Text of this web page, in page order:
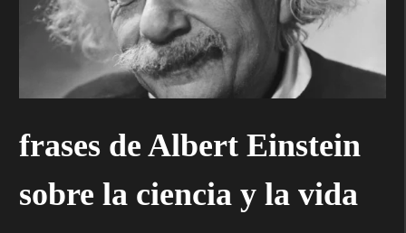
frases de Albert Einstein
sobre la ciencia y la vida